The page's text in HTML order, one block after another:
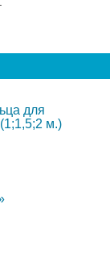
для
м.)